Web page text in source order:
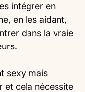
intégrer en
en les aidant,
dans la vraie
sexy mais
et cela nécessite